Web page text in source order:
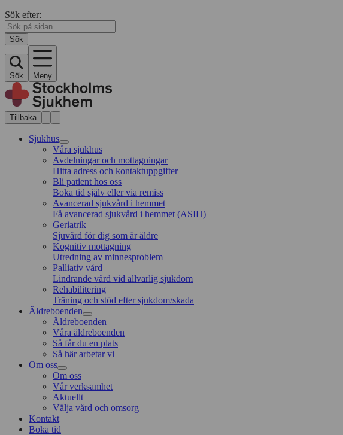
Sök efter:
Sök
Sök Meny
Tillbaka
Sjukhus
Våra sjukhus
Avdelningar och mottagningar
Hitta adress och kontaktuppgifter
Bli patient hos oss
Boka tid själv eller via remiss
Avancerad sjukvård i hemmet
Få avancerad sjukvård i hemmet (ASIH)
Geriatrik
Sjuvård för dig som är äldre
Kognitiv mottagning
Utredning av minnesproblem
Palliativ vård
Lindrande vård vid allvarlig sjukdom
Rehabilitering
Träning och stöd efter sjukdom/skada
Äldreboenden
Äldreboenden
Våra äldreboenden
Så får du en plats
Så här arbetar vi
Om oss
Om oss
Vår verksamhet
Aktuellt
Välja vård och omsorg
Kontakt
Boka tid